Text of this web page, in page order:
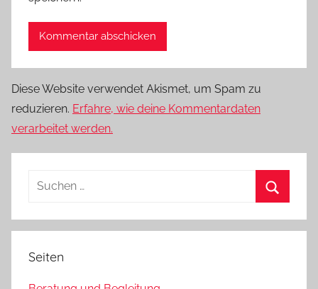
Diese Website verwendet Akismet, um Spam zu
reduzieren. Erfahre, wie deine Kommentardaten
verarbeitet werden.
Suchen
Seiten